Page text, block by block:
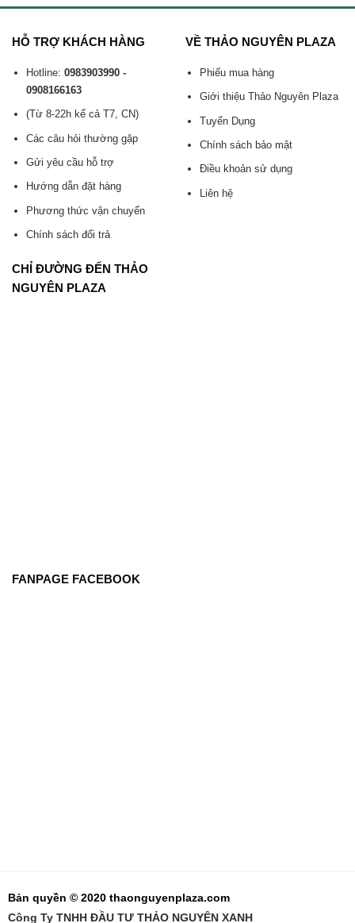
HỖ TRỢ KHÁCH HÀNG
Hotline: 0983903990 -
0908166163
(Từ 8-22h kể cả T7, CN)
Các câu hỏi thường gặp
Gửi yêu cầu hỗ trợ
Hướng dẫn đặt hàng
Phương thức vận chuyển
Chính sách đổi trả
VỀ THẢO NGUYÊN PLAZA
Phiếu mua hàng
Giới thiệu Thảo Nguyên Plaza
Tuyển Dụng
Chính sách bảo mật
Điều khoản sử dụng
Liên hệ
CHỈ ĐƯỜNG ĐẾN THẢO
NGUYÊN PLAZA
FANPAGE FACEBOOK
Bản quyền © 2020 thaonguyenplaza.com
Công Ty TNHH ĐẦU TƯ THẢO NGUYÊN XANH